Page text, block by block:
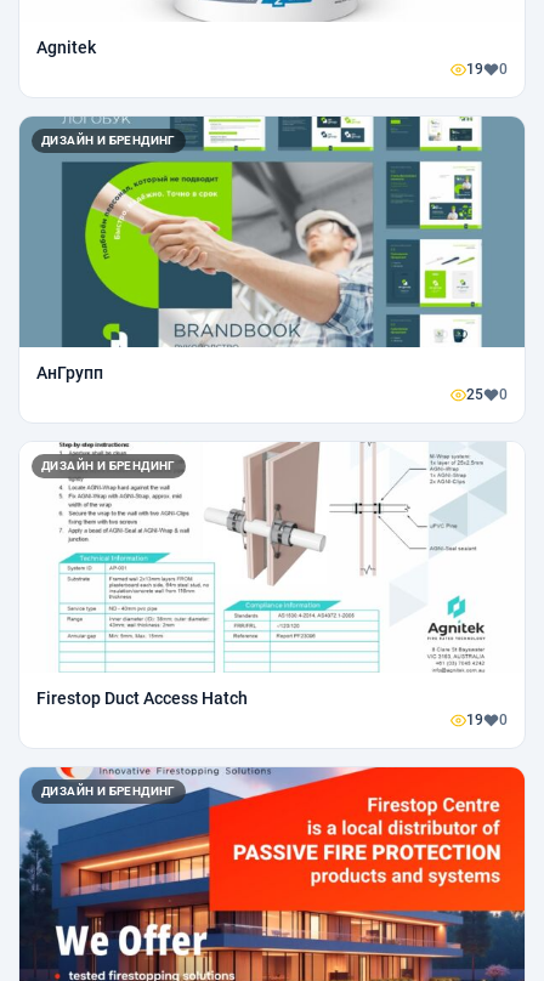
Agnitek
19 0
ДИЗАЙН И БРЕНДИНГ
АнГрупп
25 0
ДИЗАЙН И БРЕНДИНГ
Firestop Duct Access Hatch
19 0
ДИЗАЙН И БРЕНДИНГ